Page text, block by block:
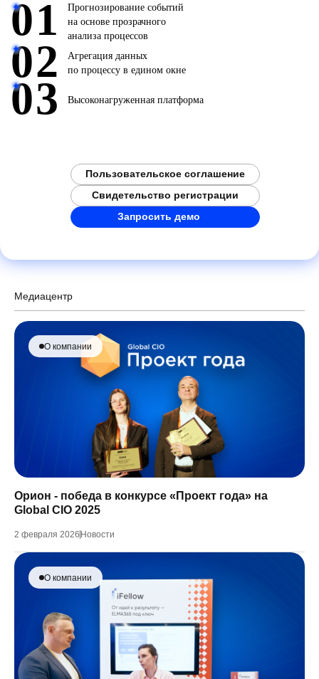
01
Прогнозирование событий
на основе прозрачного
анализа процессов
02
Агрегация данных
по процессу в едином окне
03 Высоконагруженная платформа
Пользовательское соглашение
Свидетельство регистрации
Запросить демо
Медиацентр
О компании
Орион - победа в конкурсе «Проект года» на
Global CIO 2025
2 февраля 2026 Новости
О компании